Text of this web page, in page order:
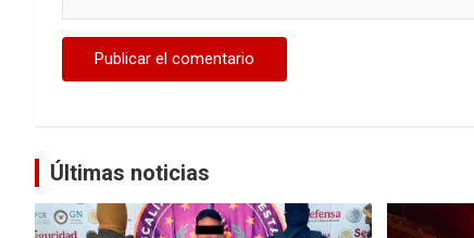
Últimas noticias